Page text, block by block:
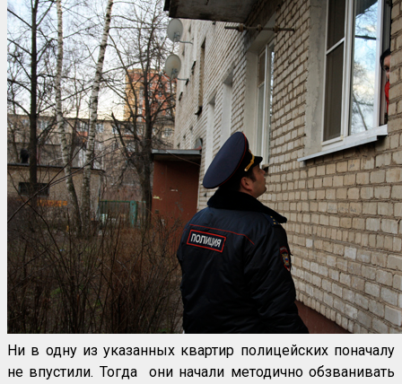
Ни в одну из указанных квартир полицейских поначалу
не впустили. Тогда они начали методично обзванивать